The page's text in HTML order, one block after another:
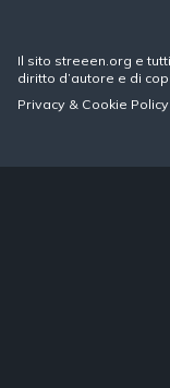
Il sito streeen.org e
diritto d’autore e di
Privacy & Cookie Policy